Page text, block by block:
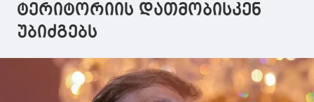
ტერიტორიის დათმობისკენ
უბიძგებს